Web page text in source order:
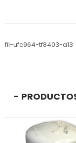
fil-ufc964-tf8403-a13